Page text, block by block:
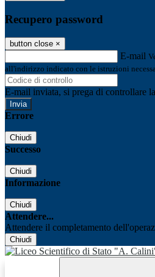
Recupero password
button close ×
E-mail
all'indirizzo indicato con le istruzioni
E-mail inviata, si prega di controllare
Errore
Chiudi
Successo
Chiudi
Informazione
Chiudi
Attendere...
Attendere il completamento
Chiudi